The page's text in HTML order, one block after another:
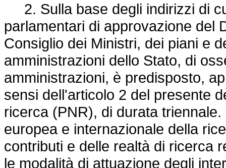
2. Sulla base degli indirizzi di
parlamentari di approvazione del
Consiglio dei Ministri, dei piani e
amministrazioni dello Stato, di
amministrazioni, è predisposto,
sensi dell'articolo 2 del presente
ricerca (PNR), di durata
europea e internazionale della
contributi e delle realtà di ricerca
le modalità di attuazione degli